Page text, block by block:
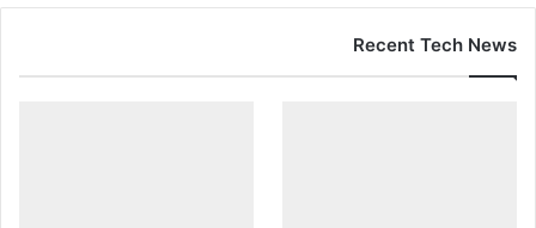
Recent Tech News